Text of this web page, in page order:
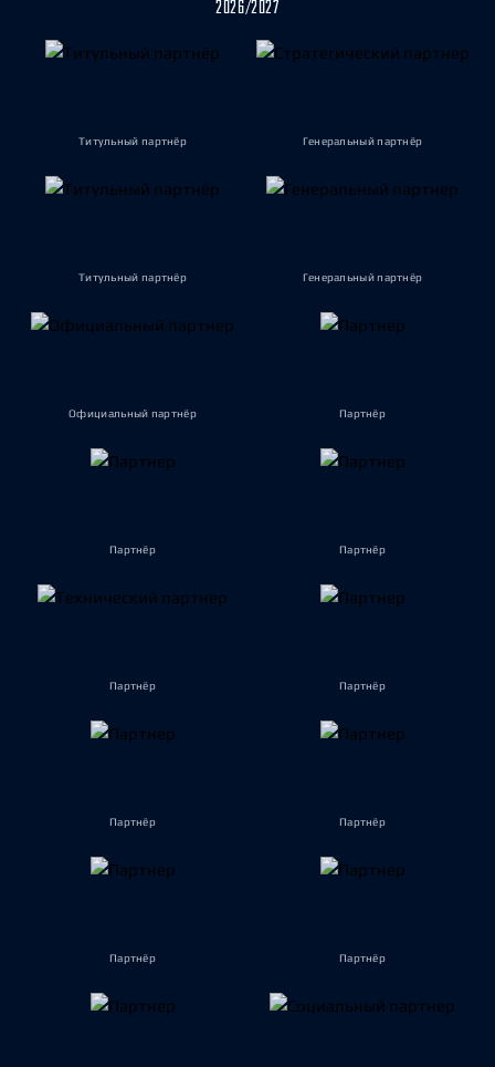
2026/2027
Титульный партнёр Генеральный партнёр
Титульный партнёр Генеральный партнёр
Официальный партнёр Партнёр
Партнёр Партнёр
Партнёр Партнёр
Партнёр Партнёр
Партнёр Партнёр